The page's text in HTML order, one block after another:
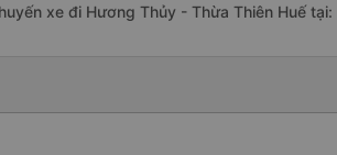
xe đi Hương Thủy - Thừa Thiên Huế tại: